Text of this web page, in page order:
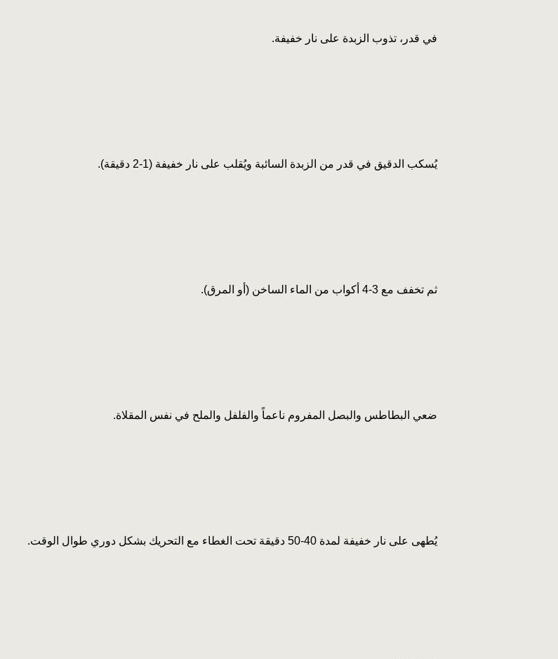
في قدر، تذوب الزبدة على نار خفيفة.
يُسكب الدقيق في قدر من الزبدة السائبة ويُقلب على نار خفيفة (1-2 دقيقة).
ثم تخفف مع 3-4 أكواب من الماء الساخن (أو المرق).
ضعي البطاطس والبصل المفروم ناعماً والفلفل والملح في نفس المقلاة.
يُطهى على نار خفيفة لمدة 40-50 دقيقة تحت الغطاء مع التحريك بشكل دوري طوال الوقت.